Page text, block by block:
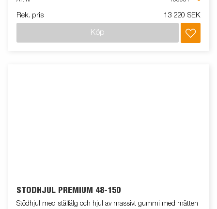
Rek. pris 13 220 SEK
Köp
STÖDHJUL PREMIUM 48-150
Stödhjul med stålfälg och hjul av massivt gummi med måtten